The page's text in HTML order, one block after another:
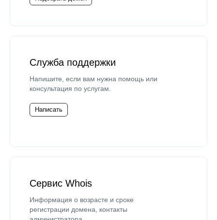
Служба поддержки
Напишите, если вам нужна помощь или
консультация по услугам.
Написать
Сервис Whois
Информация о возрасте и сроке
регистрации домена, контакты